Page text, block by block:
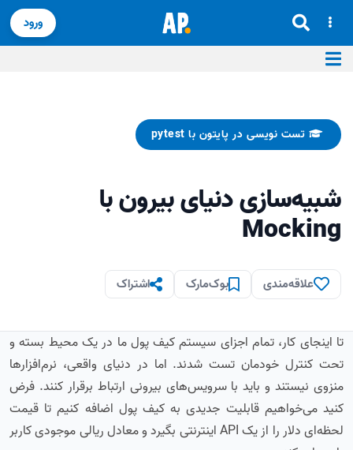
ورود
تست نویسی در پایتون با pytest
شبیه‌سازی دنیای بیرون با
Mocking
علاقه‌مندی بوک‌مارک اشتراک
تا اینجای کار، تمام اجزای سیستم کیف پول ما در یک محیط بسته و
تحت کنترل خودمان تست شدند. اما در دنیای واقعی، نرم‌افزارها
منزوی نیستند و باید با سرویس‌های بیرونی ارتباط برقرار کنند. فرض
کنید می‌خواهیم قابلیت جدیدی به کیف پول اضافه کنیم تا قیمت
لحظه‌ای دلار را از یک API اینترنتی بگیرد و معادل ریالی موجودی کاربر